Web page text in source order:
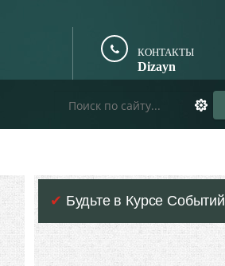
КОНТАКТЫ
Dizayn
✔ Будьте в Курсе Событий